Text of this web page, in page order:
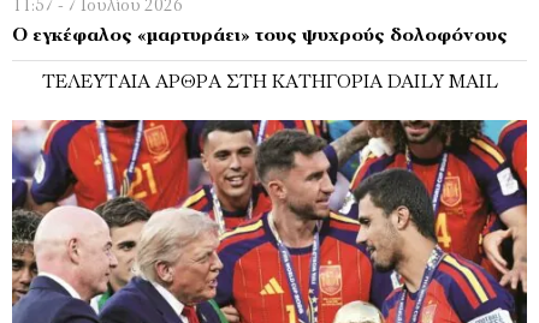
11:57 - 7 Ιουλίου 2026
O εγκέφαλος «μαρτυράει» τους ψυχρούς δολοφόνους
ΤΕΛΕΥΤΑΊΑ ΆΡΘΡΑ ΣΤΗ ΚΑΤΗΓΟΡΊΑ DAILY MAIL